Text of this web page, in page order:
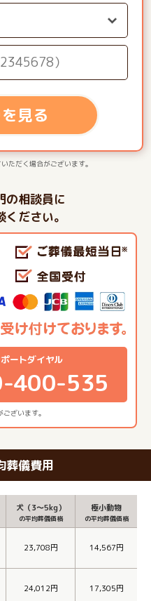
見る
ただく場合がございます。
の相談員に
ださい。
ざいます。
ートダイヤル
400-535
葬儀費用
犬（3～5kg）
の平均葬儀価格
極小動物
の平均葬儀価格
23,708円 14,567円
24,012円 17,305円